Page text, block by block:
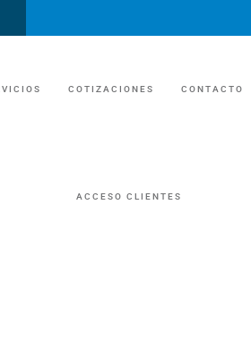
UNIDADES SANITARIAS
COTIZACIONES
UNIDADES SANITARIAS
CONTACTO
ACCESO CLIENTES